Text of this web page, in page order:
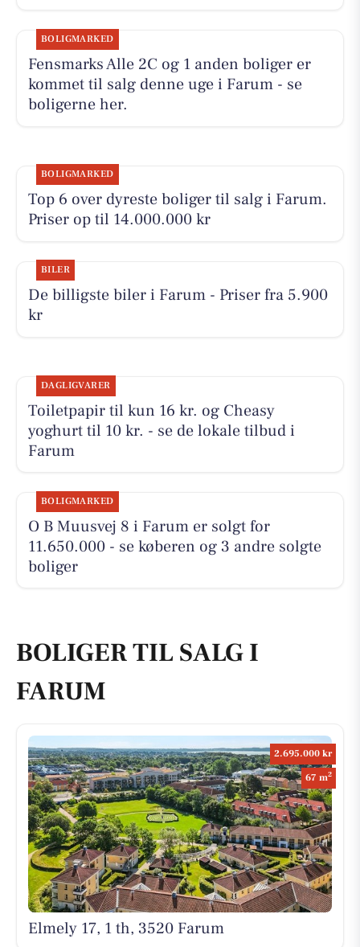
BOLIGMARKED
Fensmarks Alle 2C og 1 anden boliger er
kommet til salg denne uge i Farum - se
boligerne her.
BOLIGMARKED
Top 6 over dyreste boliger til salg i Farum.
Priser op til 14.000.000 kr
BILER
De billigste biler i Farum - Priser fra 5.900
kr
DAGLIGVARER
Toiletpapir til kun 16 kr. og Cheasy
yoghurt til 10 kr. - se de lokale tilbud i
Farum
BOLIGMARKED
O B Muusvej 8 i Farum er solgt for
11.650.000 - se køberen og 3 andre solgte
boliger
BOLIGER TIL SALG I
FARUM
2.695.000 kr
67 m2
Elmely 17, 1 th, 3520 Farum